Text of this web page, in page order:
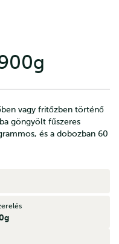
vagy fritőzben történő
göngyölt fűszeres
és a dobozban 60